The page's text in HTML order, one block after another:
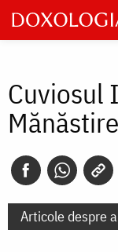
Skip
to
main
Cuviosul
Articole despre